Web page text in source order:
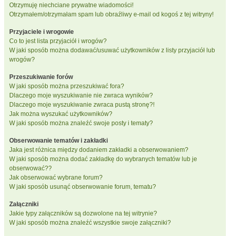
Otrzymuję niechciane prywatne wiadomości!
Otrzymałem/otrzymałam spam lub obraźliwy e-mail od kogoś z tej witryny!
Przyjaciele i wrogowie
Co to jest lista przyjaciół i wrogów?
W jaki sposób można dodawać/usuwać użytkowników z listy przyjaciół lub
wrogów?
Przeszukiwanie forów
W jaki sposób można przeszukiwać fora?
Dlaczego moje wyszukiwanie nie zwraca wyników?
Dlaczego moje wyszukiwanie zwraca pustą stronę?!
Jak można wyszukać użytkowników?
W jaki sposób można znaleźć swoje posty i tematy?
Obserwowanie tematów i zakładki
Jaka jest różnica między dodaniem zakładki a obserwowaniem?
W jaki sposób można dodać zakładkę do wybranych tematów lub je
obserwować??
Jak obserwować wybrane forum?
W jaki sposób usunąć obserwowanie forum, tematu?
Załączniki
Jakie typy załączników są dozwolone na tej witrynie?
W jaki sposób można znaleźć wszystkie swoje załączniki?